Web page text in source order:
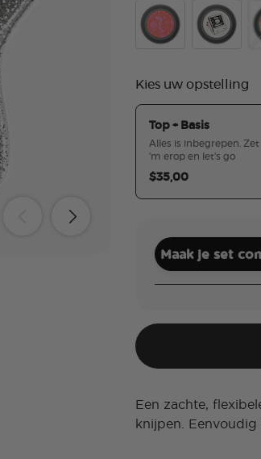
Kies uw opstelling
Top + Basis
Alles is inbegrepen. Zet
'm erop en let's go
$35,00
Maak je set
Een zachte,
knijpen. Eenvoudig